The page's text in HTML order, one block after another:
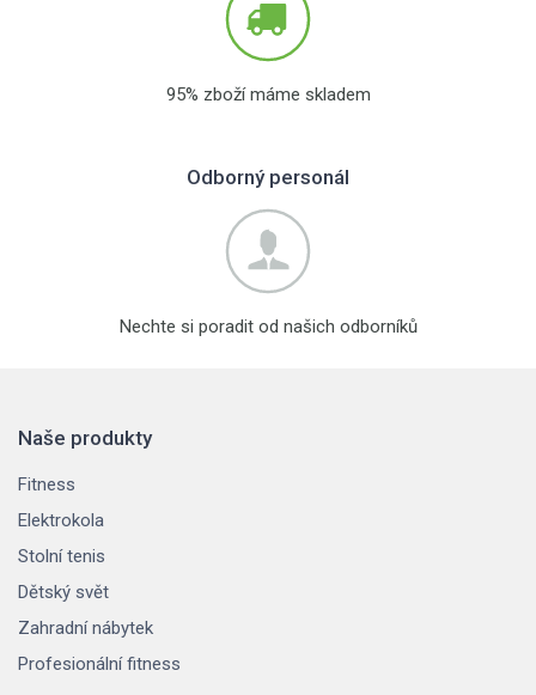
95% zboží máme skladem
Odborný personál
Nechte si poradit od našich odborníků
Naše produkty
Fitness
Elektrokola
Stolní tenis
Dětský svět
Zahradní nábytek
Profesionální fitness